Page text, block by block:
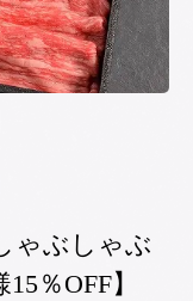
ゃぶしゃぶ
％OFF】